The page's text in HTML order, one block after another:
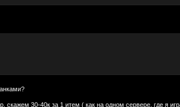
скажем 30-40к за 1 итем ( как на одном сервере, где я